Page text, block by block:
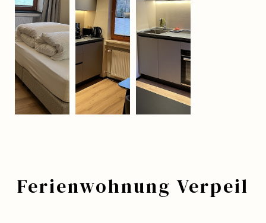
Ferienwohnung Verpeil